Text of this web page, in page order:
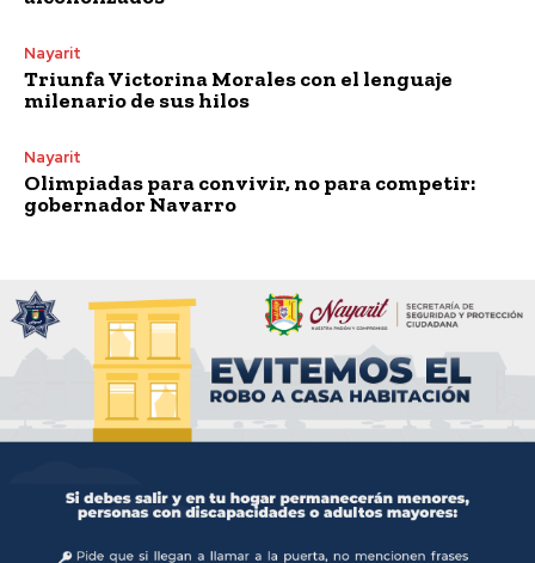
Nayarit
Triunfa Victorina Morales con el lenguaje
milenario de sus hilos
Nayarit
Olimpiadas para convivir, no para competir:
gobernador Navarro